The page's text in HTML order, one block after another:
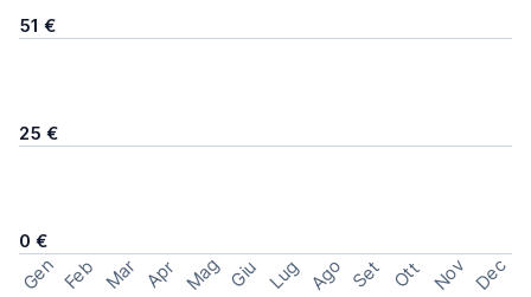
51 €
25 €
0 €
Gen Feb Mar Apr Mag Giu Lug Ago Set Ott Nov Dec